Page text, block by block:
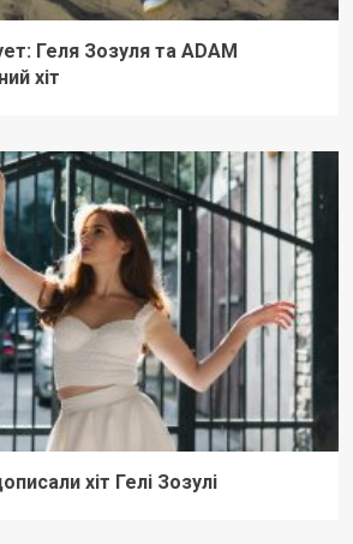
Геля Зозуля та ADAM
хіт
хіт Гелі Зозулі